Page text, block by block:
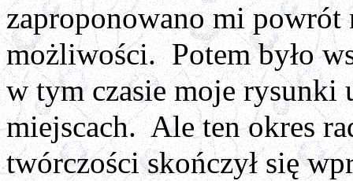
zaproponowano mi powrót
możliwości. Potem było
w tym czasie moje rysunki
miejscach. Ale ten okres
twórczości skończył się